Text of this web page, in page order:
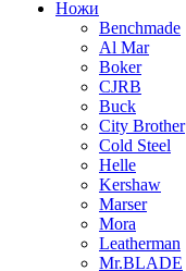
Ножи
Benchmade
Al Mar
Boker
CJRB
Buck
City Brother
Cold Steel
Helle
Kershaw
Marser
Mora
Leatherman
Mr.BLADE